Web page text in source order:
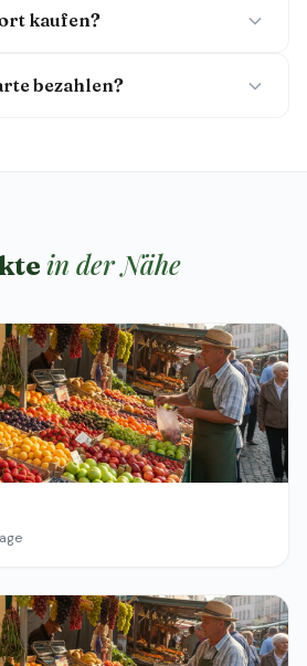
kaufen?
bezahlen?
in der Nähe